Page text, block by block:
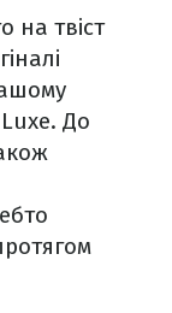
на твіст
До